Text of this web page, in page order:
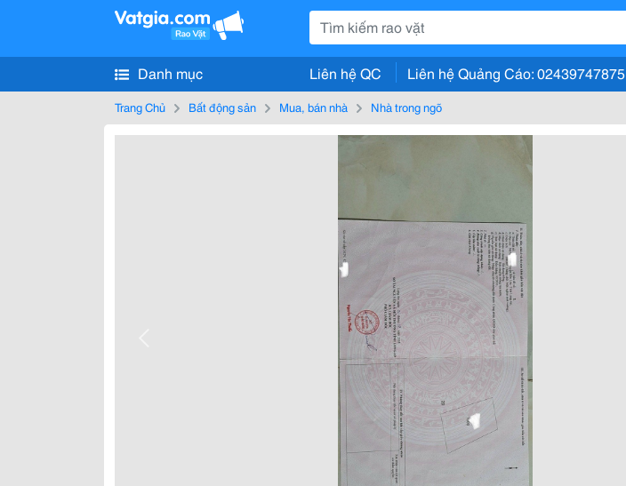
Danh mục Liên hệ QC Liên hệ Quảng Cáo: 02439747875
Trang Chủ Bất động sản Mua, bán nhà Nhà trong ngõ